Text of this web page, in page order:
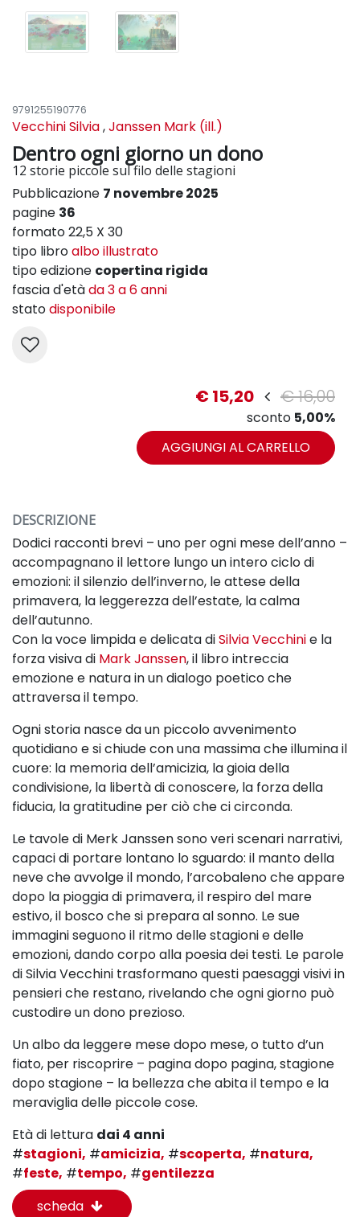
9791255190776
Vecchini Silvia,Janssen Mark (ill.)
Dentro ogni giorno un dono
12 storie piccole sul filo delle stagioni
Pubblicazione 7 novembre 2025
pagine 36
formato 22,5 X 30
tipo libroalbo illustrato
tipo edizione copertina rigida
fascia d'etàda 3 a 6 anni
statodisponibile
€ 15,20 € 16,00
sconto 5,00%
AGGIUNGI AL CARRELLO
DESCRIZIONE
Dodici racconti brevi – uno per ogni mese dell’anno –
accompagnano il lettore lungo un intero ciclo di
emozioni: il silenzio dell’inverno, le attese della
primavera, la leggerezza dell’estate, la calma
dell’autunno.
Con la voce limpida e delicata diSilvia Vecchinie la
forza visiva di Mark Janssen, il libro intreccia
emozione e natura in un dialogo poetico che
attraversa il tempo.
Ogni storia nasce da un piccolo avvenimento
quotidiano e si chiude con una massima che illumina il
cuore: la memoria dell’amicizia, la gioia della
condivisione, la libertà di conoscere, la forza della
fiducia, la gratitudine per ciò che ci circonda.
Le tavole di Merk Janssen sono veri scenari narrativi,
capaci di portare lontano lo sguardo: il manto della
neve che avvolge il mondo, l’arcobaleno che appare
dopo la pioggia di primavera, il respiro del mare
estivo, il bosco che si prepara al sonno. Le sue
immagini seguono il ritmo delle stagioni e delle
emozioni, dando corpo alla poesia dei testi. Le parole
di Silvia Vecchini trasformano questi paesaggi visivi in
pensieri che restano, rivelando cheogni giorno può
custodire un dono prezioso.
Un albo da leggere mese dopo mese, o tutto d’un
fiato, per riscoprire – pagina dopo pagina, stagione
dopo stagione – la bellezza che abita il tempo e la
meraviglia delle piccole cose.
Età di lettura dai 4 anni
#stagioni, #amicizia, #scoperta, #natura,
#feste, #tempo, #gentilezza
scheda